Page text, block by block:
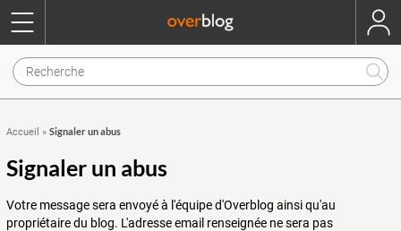
Accueil » Signaler un abus
Signaler un abus
Votre message sera envoyé à l'équipe d'Overblog ainsi qu'au
propriétaire du blog. L'adresse email renseignée ne sera pas